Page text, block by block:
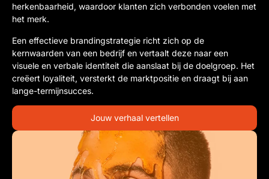
herkenbaarheid, waardoor klanten zich verbonden voelen met
het merk.
Een effectieve brandingstrategie richt zich op de
kernwaarden van een bedrijf en vertaalt deze naar een
visuele en verbale identiteit die aanslaat bij de doelgroep. Het
creëert loyaliteit, versterkt de marktpositie en draagt bij aan
lange-termijnsucces.
Jouw verhaal vertellen